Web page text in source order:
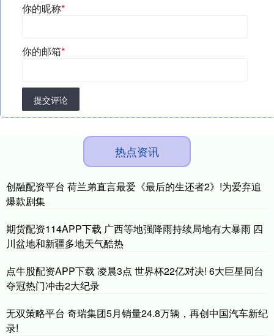
你的昵称*
你的邮箱*
提交评论
热点资讯
创融配资平台 荷兰弟直言最爱《最后的生还者2》!为爱弃追
爆款剧集
期货配资114APP下载 广西等地强降雨持续局地有大暴雨 四
川盆地和新疆多地天气酷热
点牛股配资APP下载 凌晨3点 世界杯22亿对决! 6大巨星同台
夺冠热门冲击2大纪录
无双策略平台 奇瑞集团5月销量24.8万辆，再创中国汽车新纪
录!